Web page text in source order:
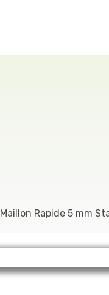
Maillon Rapide 5 mm